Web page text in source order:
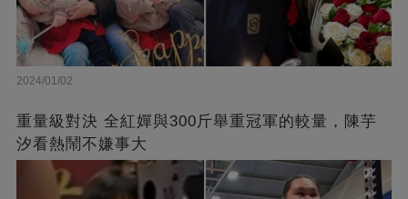
2024/01/02
重量級對決 全紅嬋與300斤舉重冠軍的較量，陳芋
汐看熱鬧不嫌事大